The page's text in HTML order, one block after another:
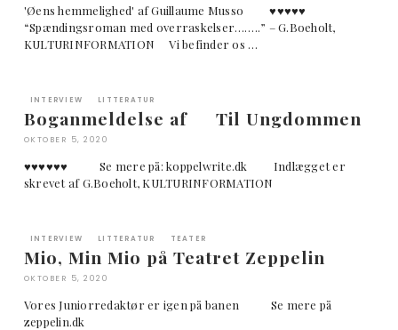
'Øens hemmelighed' af Guillaume Musso ♥︎♥︎♥︎♥︎♥︎
“Spændingsroman med overraskelser……..” – G.Boeholt,
KULTURINFORMATION Vi befinder os …
INTERVIEW LITTERATUR
Boganmeldelse af Til Ungdommen
OKTOBER 5, 2020
♥︎♥︎♥︎♥︎♥︎♥︎ Se mere på: koppelwrite.dk Indlægget er
skrevet af G.Boeholt, KULTURINFORMATION
INTERVIEW LITTERATUR TEATER
Mio, Min Mio på Teatret Zeppelin
OKTOBER 5, 2020
Vores Juniorredaktør er igen på banen Se mere på
zeppelin.dk